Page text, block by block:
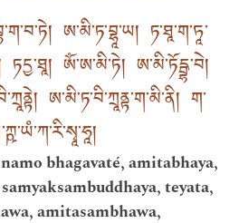
ཨ་མི་ཏ་བྷཱ་ཡ། ཏ་ཐཱ་ག་ཏཱ་
ཨོཾ་ཨ་མི་ཏེ། ཨ་མི་ཏོདྦྷ་བེ།
ཨ་མི་ཏ་བི་ཀྲཱནྟ་ག་མི་ནི། ག་
bhagavaté, amitabhaya,
teyata,
amitasambhawa,